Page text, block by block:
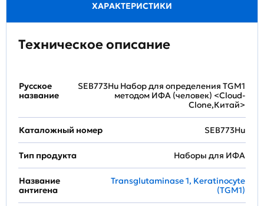
ХАРАКТЕРИСТИКИ
Техническое описание
Русское
название
SEB773Hu Набор для определения TGM1
методом ИФА (человек) <Cloud-
Clone,Китай>
Каталожный номер SEB773Hu
Тип продукта Наборы для ИФА
Название
антигена
Transglutaminase 1, Keratinocyte
(TGM1)